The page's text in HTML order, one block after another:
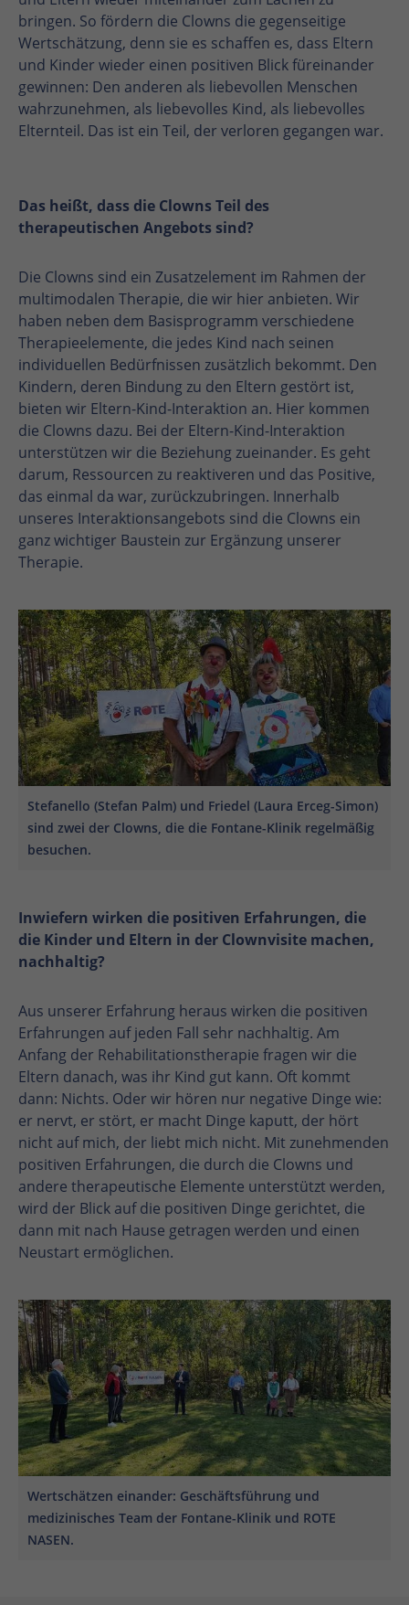
bringen. So fördern die Clowns die gegenseitige
Wertschätzung, denn sie es schaffen es, dass Eltern
und Kinder wieder einen positiven Blick füreinander
gewinnen: Den anderen als liebevollen Menschen
wahrzunehmen, als liebevolles Kind, als liebevolles
Elternteil. Das ist ein Teil, der verloren gegangen war.
Das heißt, dass die Clowns Teil des
therapeutischen Angebots sind?
Die Clowns sind ein Zusatzelement im Rahmen der
multimodalen Therapie, die wir hier anbieten. Wir
haben neben dem Basisprogramm verschiedene
Therapieelemente, die jedes Kind nach seinen
individuellen Bedürfnissen zusätzlich bekommt. Den
Kindern, deren Bindung zu den Eltern gestört ist,
bieten wir Eltern-Kind-Interaktion an. Hier kommen
die Clowns dazu. Bei der Eltern-Kind-Interaktion
unterstützen wir die Beziehung zueinander. Es geht
darum, Ressourcen zu reaktiveren und das Positive,
das einmal da war, zurückzubringen. Innerhalb
unseres Interaktionsangebots sind die Clowns ein
ganz wichtiger Baustein zur Ergänzung unserer
Therapie.
Stefanello (Stefan Palm) und Friedel (Laura Erceg-Simon)
sind zwei der Clowns, die die Fontane-Klinik regelmäßig
besuchen.
Inwiefern wirken die positiven Erfahrungen, die
die Kinder und Eltern in der Clownvisite machen,
nachhaltig?
Aus unserer Erfahrung heraus wirken die positiven
Erfahrungen auf jeden Fall sehr nachhaltig. Am
Anfang der Rehabilitationstherapie fragen wir die
Eltern danach, was ihr Kind gut kann. Oft kommt
dann: Nichts. Oder wir hören nur negative Dinge wie:
er nervt, er stört, er macht Dinge kaputt, der hört
nicht auf mich, der liebt mich nicht. Mit zunehmenden
positiven Erfahrungen, die durch die Clowns und
andere therapeutische Elemente unterstützt werden,
wird der Blick auf die positiven Dinge gerichtet, die
dann mit nach Hause getragen werden und einen
Neustart ermöglichen.
Wertschätzen einander: Geschäftsführung und
medizinisches Team der Fontane-Klinik und ROTE
NASEN.